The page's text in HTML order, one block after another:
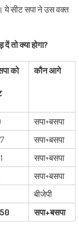
ये सीट सपा ने उस वक्त
तो क्या होगा?
को कौन आगे
सपा+बसपा
सपा+बसपा
सपा+बसपा
सपा+बसपा
बीजेपी
सपा+बसपा